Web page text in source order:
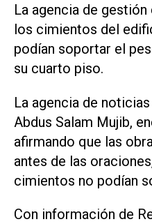
La agencia de
los cimientos del
podían soportar el
su cuarto piso.
La agencia de
Abdus Salam Mujib,
afirmando que las
antes de las
cimientos no podían
Con información de